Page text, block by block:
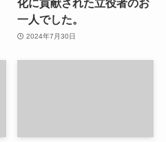
化に貢献された立役者のお
一人でした。
2024年7月30日